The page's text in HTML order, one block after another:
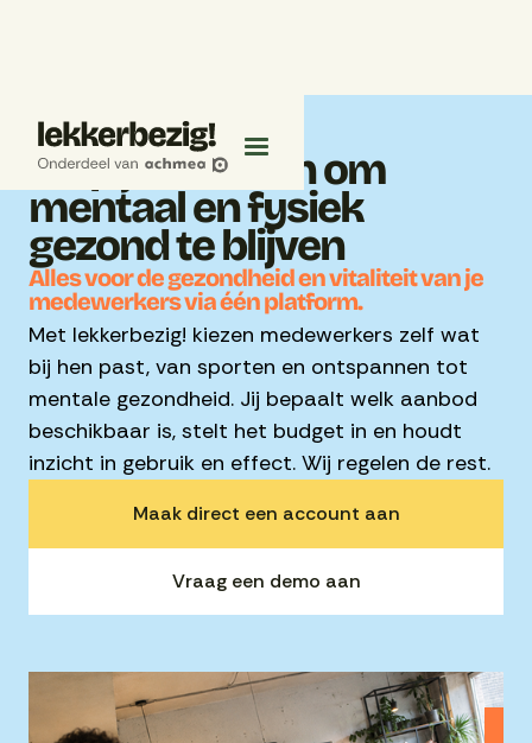
Help je mensen om
mentaal en fysiek
gezond te blijven
Alles voor de gezondheid en vitaliteit van je
medewerkers via één platform.
Met lekkerbezig! kiezen medewerkers zelf wat
bij hen past, van sporten en ontspannen tot
mentale gezondheid. Jij bepaalt welk aanbod
beschikbaar is, stelt het budget in en houdt
inzicht in gebruik en effect. Wij regelen de rest.
Maak direct een account aan
Vraag een demo aan